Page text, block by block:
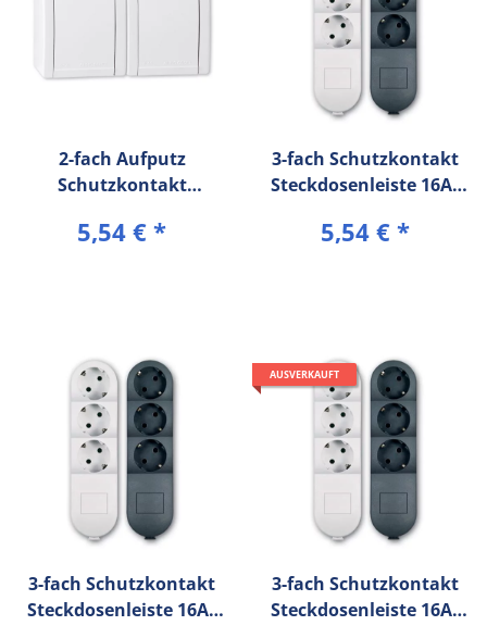
2-fach Aufputz
Schutzkontakt
IP44 Weiß (RAL 9003)
5,54 € *
3-fach Schutzkontakt
Steckdosenleiste 16A/
Verbindungskabel)
5,54 € *
3-fach Schutzkontakt
Steckdosenleiste 16A/
AUSVERKAUFT
3-fach Schutzkontakt
Steckdosenleiste 16A/